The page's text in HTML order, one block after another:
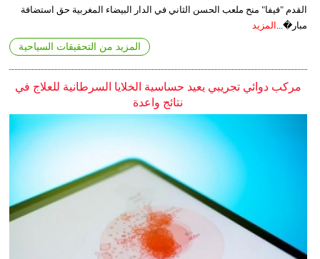
القدم "فيفا" منح ملعب الحسن الثاني في الدار البيضاء المغربية حق استضافة
مبار�...
المزيد
المزيد من التحقيقات السياحية
مركب دوائي تجريبي يعيد حساسية الخلايا السرطانية للعلاج في
نتائج واعدة